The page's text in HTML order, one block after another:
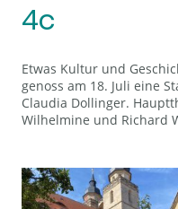
4c
Etwas Kultur und
genoss am 18. Juli eine
Claudia Dollinger.
Wilhelmine und Richard